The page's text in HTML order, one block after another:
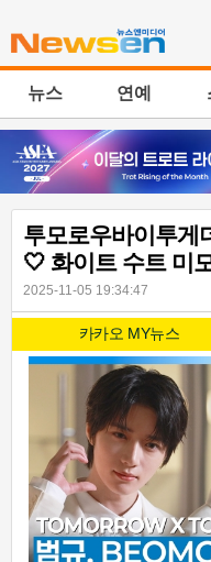
뉴스 연예
투모로우바이투게
🤍 화이트 수트 미
2025-11-05 19:34:47
카카오 MY뉴스